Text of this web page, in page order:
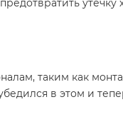
утечку
таким как
в этом и